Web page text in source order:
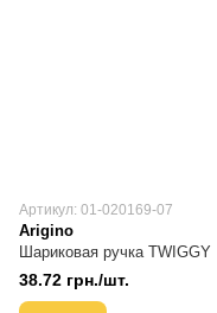
Артикул: 01-020169-07
Arigino
Шариковая ручка TWIGGY
38.72 грн./шт.